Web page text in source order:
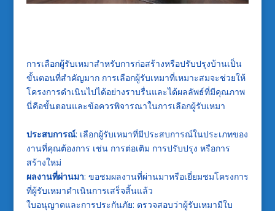
การเลือกผู้รับเหมาสำหรับการก่อสร้างหรือปรับปรุงบ้านเป็น
ขั้นตอนที่สำคัญมาก การเลือกผู้รับเหมาที่เหมาะสมจะช่วยให้
โครงการดำเนินไปได้อย่างราบรื่นและได้ผลลัพธ์ที่มีคุณภาพ
นี่คือขั้นตอนและข้อควรพิจารณาในการเลือกผู้รับเหมา
ประสบการณ์: เลือกผู้รับเหมาที่มีประสบการณ์ในประเภทของ
งานที่คุณต้องการ เช่น การต่อเติม การปรับปรุง หรือการ
สร้างใหม่
ผลงานที่ผ่านมา: ขอชมผลงานที่ผ่านมาหรือเยี่ยมชมโครงการ
ที่ผู้รับเหมาดำเนินการเสร็จสิ้นแล้ว
ใบอนุญาตและการประกันภัย: ตรวจสอบว่าผู้รับเหมามีใบ